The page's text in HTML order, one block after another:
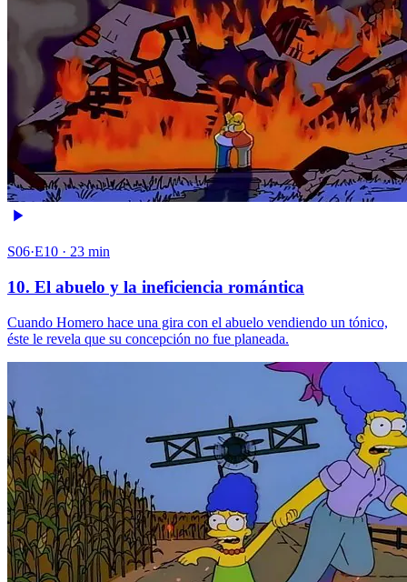
S06·E10 · 23 min
10. El abuelo y la ineficiencia romántica
Cuando Homero hace una gira con el abuelo vendiendo un tónico,
éste le revela que su concepción no fue planeada.